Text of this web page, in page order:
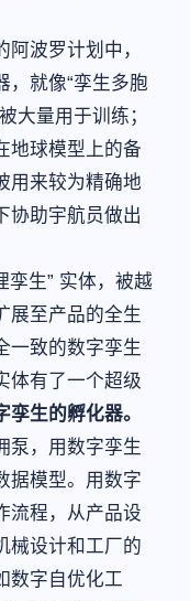
波罗计划中，
，就像“孪生多胞
大量用于训练；
地球模型上的备
用来较为精确地
协助宇航员做出
孪生” 实体，被越
展至产品的全生
一致的数字孪生
体有了一个超级
生的孵化器。
泵，用数字孪生
据模型。用数字
流程，从产品设
械设计和工厂的
数字自优化工